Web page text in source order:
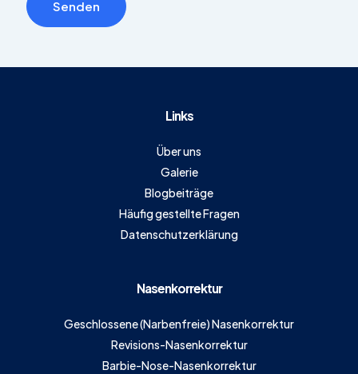
Links
Über uns
Galerie
Blogbeiträge
Häufig gestellte Fragen
Datenschutzerklärung
Nasenkorrektur
Geschlossene (Narbenfreie) Nasenkorrektur
Revisions-Nasenkorrektur
Barbie-Nose-Nasenkorrektur